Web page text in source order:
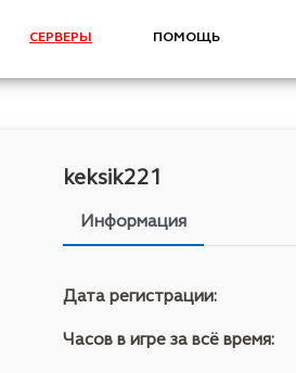
СЕРВЕРЫ ПОМОЩЬ
keksik221
Информация
Дата регистрации:
Часов в игре за всё время: